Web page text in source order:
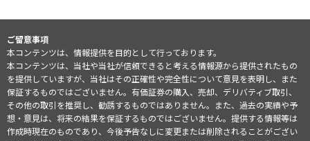
ご留意事項
本コンテンツは、情報提供を目的として行っております。
本コンテンツは、当社や当社が信頼できると考える情報源から提供されたもの
を提供していますが、当社はその正確性や完全性について意見を表明し、また
保証するものではございません。有価証券の購入、売却、デリバティブ取引、
その他の取引を推奨し、勧誘するものではありません。また、過去の実績や予
想・意見は、将来の結果を保証するものではございません。提供する情報等は
作成時現在のものであり、今後予告なしに変更または削除されることがござい